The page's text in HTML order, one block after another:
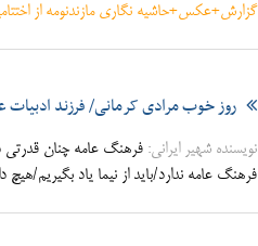
گزارش+عکس+حاشیه نگاری مازندنومه از
روز خوب مرادی کرمانی/ فرزند ادبیات
نویسنده شهیر ایرانی: فرهنگ عامه چنان قدرتی
فرهنگ عامه ندارد/باید از نیما یاد بگیریم/